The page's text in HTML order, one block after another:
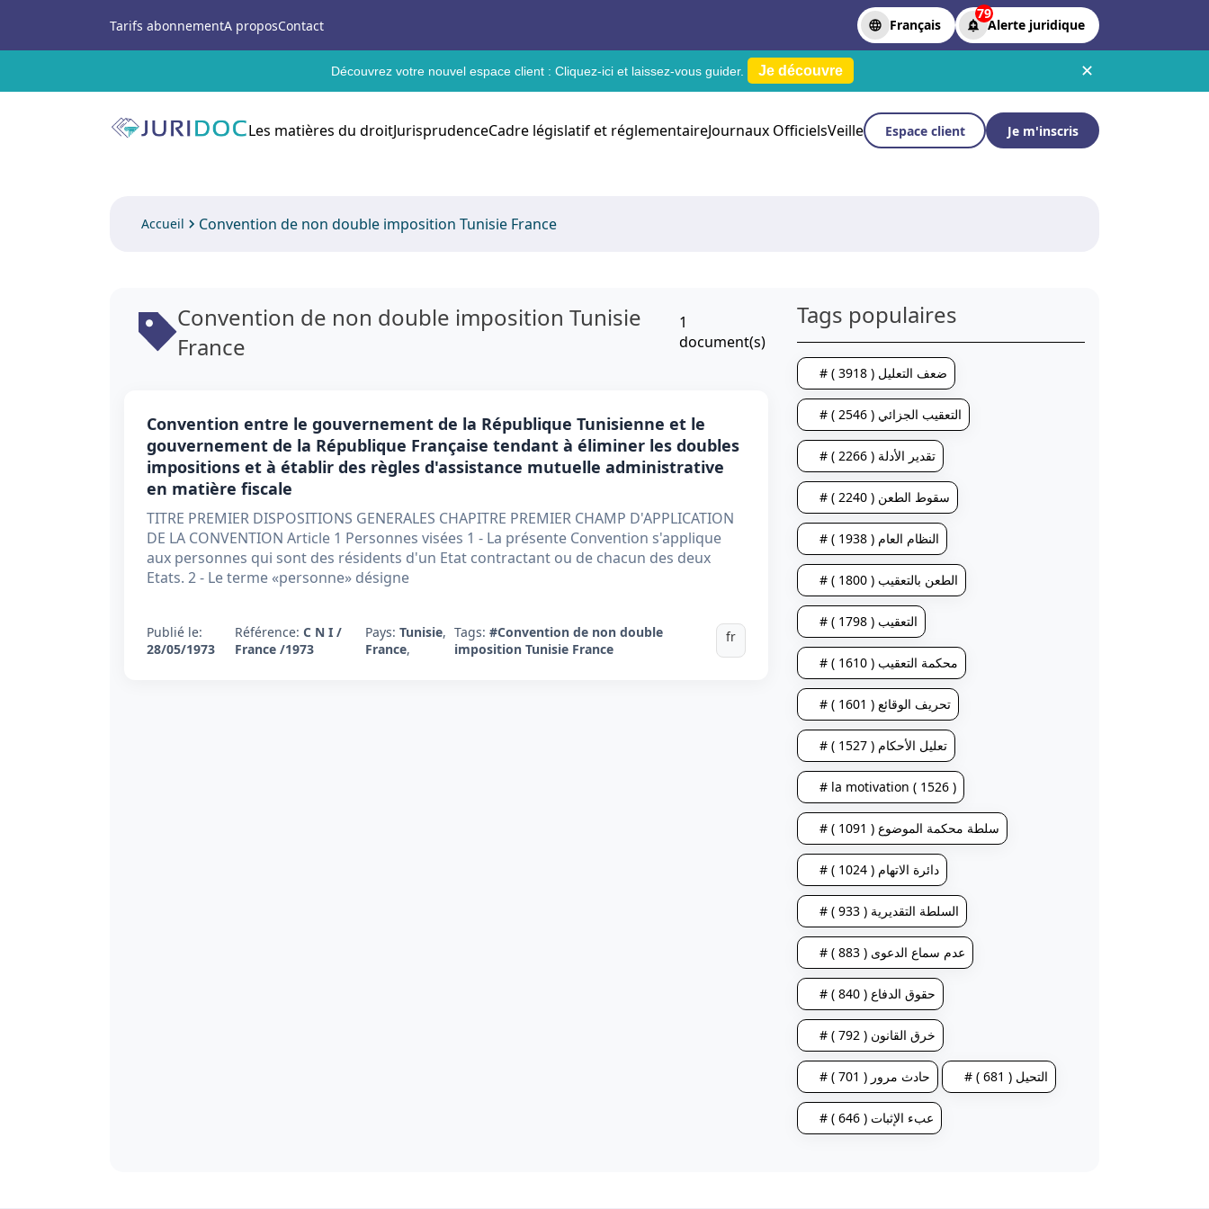
Tarifs abonnementA proposContact Français
79
Alerte juridique
Découvrez votre nouvel espace client : Cliquez-ici et laissez-vous guider. Je découvre ✕
Les matières du droitJurisprudenceCadre législatif et réglementaireJournaux OfficielsVeille Espace client Je m'inscris
Accueil Convention de non double imposition Tunisie France
Convention de non double imposition Tunisie
France
1
document(s)
Convention entre le gouvernement de la République Tunisienne et le
gouvernement de la République Française tendant à éliminer les doubles
impositions et à établir des règles d'assistance mutuelle administrative
en matière fiscale
TITRE PREMIER DISPOSITIONS GENERALES CHAPITRE PREMIER CHAMP D'APPLICATION
DE LA CONVENTION Article 1 Personnes visées 1 - La présente Convention s'applique
aux personnes qui sont des résidents d'un Etat contractant ou de chacun des deux
Etats. 2 - Le terme «personne» désigne
Publié le:
28/05/1973
Référence: C N I /
France /1973
Pays: Tunisie,
France,
Tags: #Convention de non double
imposition Tunisie France
fr
Tags populaires
# ضعف التعليل ( 3918 )
# التعقيب الجزائي ( 2546 )
# تقدير الأدلة ( 2266 )
# سقوط الطعن ( 2240 )
# النظام العام ( 1938 )
# الطعن بالتعقيب ( 1800 )
# التعقيب ( 1798 )
# محكمة التعقيب ( 1610 )
# تحريف الوقائع ( 1601 )
# تعليل الأحكام ( 1527 )
# la motivation ( 1526 )
# سلطة محكمة الموضوع ( 1091 )
# دائرة الاتهام ( 1024 )
# السلطة التقديرية ( 933 )
# عدم سماع الدعوى ( 883 )
# حقوق الدفاع ( 840 )
# خرق القانون ( 792 )
# حادث مرور ( 701 ) # التحيل ( 681 )
# عبء الإثبات ( 646 )